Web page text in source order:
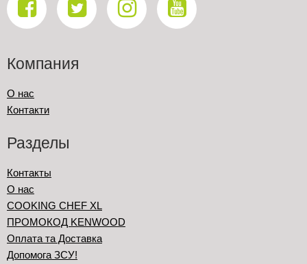
Компания
О нас
Контакти
Разделы
Контакты
О нас
COOKING CHEF XL
ПРОМОКОД KENWOOD
Оплата та Доставка
Допомога ЗСУ!